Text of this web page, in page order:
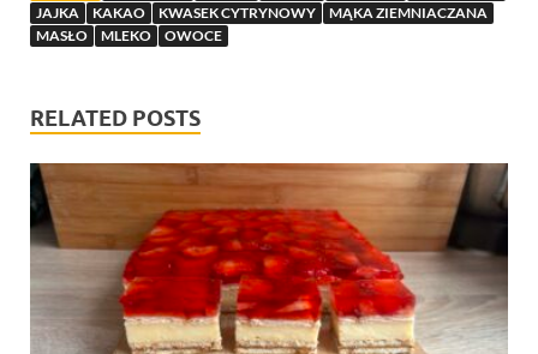
JAJKA
KAKAO KWASEK CYTRYNOWY
MĄKA ZIEMNIACZANA
MASŁO
MLEKO OWOCE
RELATED POSTS